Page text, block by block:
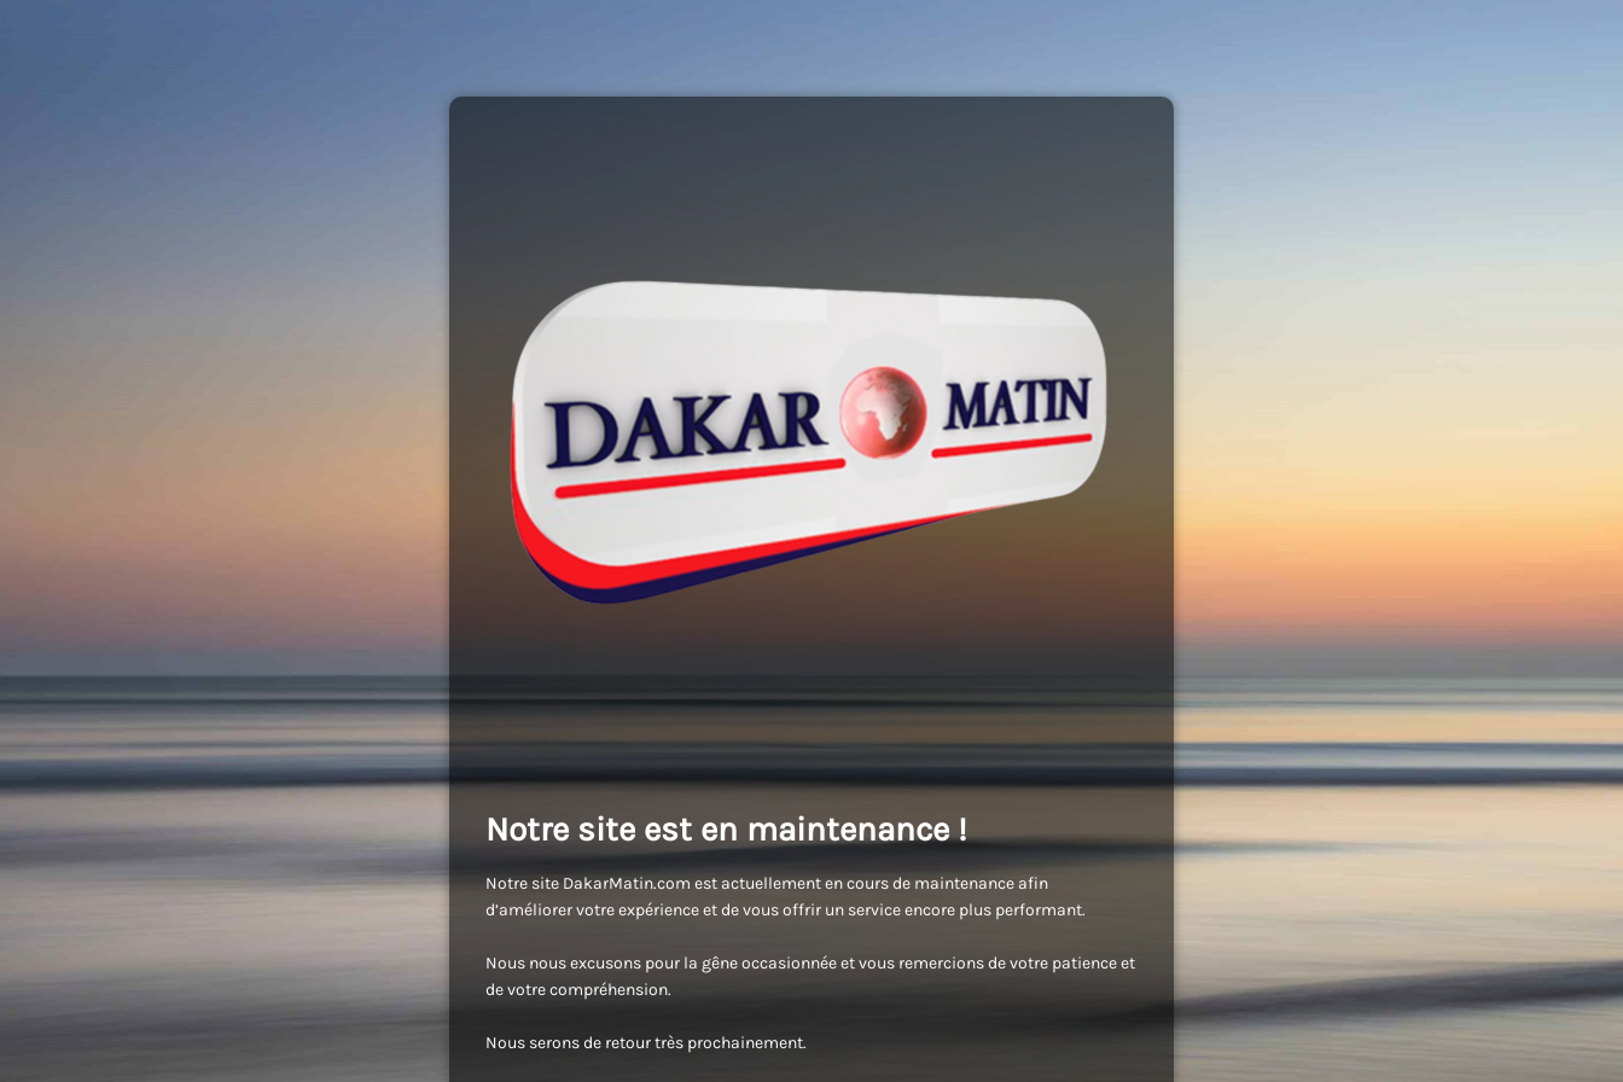
Notre site est en maintenance !
Notre site DakarMatin.com est actuellement en cours de maintenance afin
d’améliorer votre expérience et de vous offrir un service encore plus performant.
Nous nous excusons pour la gêne occasionnée et vous remercions de votre patience et
de votre compréhension.
Nous serons de retour très prochainement.